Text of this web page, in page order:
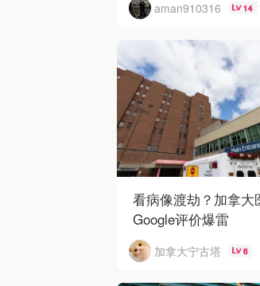
aman910316 14
看病像渡劫？加拿大
Google评价爆雷
加拿大宁古塔 6